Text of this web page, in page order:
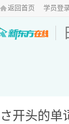
返回首页 学员登
さ开头的单